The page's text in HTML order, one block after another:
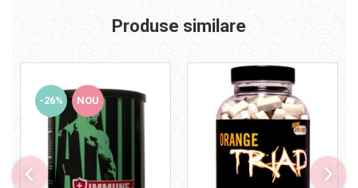
Produse similare
-26% NOU